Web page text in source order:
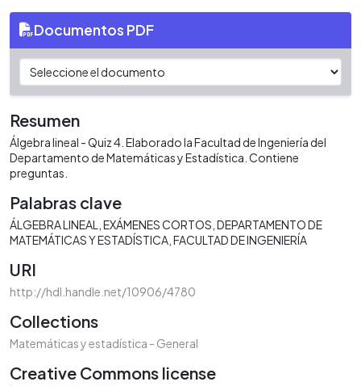
Documentos PDF
Resumen
Álgebra lineal - Quiz 4. Elaborado la Facultad de Ingeniería del
Departamento de Matemáticas y Estadística. Contiene
preguntas.
Palabras clave
ÁLGEBRA LINEAL EXÁMENES CORTOS DEPARTAMENTO DE
MATEMÁTICAS Y ESTADÍSTICA FACULTAD DE INGENIERÍA
URI
http://hdl.handle.net/10906/4780
Collections
Matemáticas y estadística - General
Creative Commons license